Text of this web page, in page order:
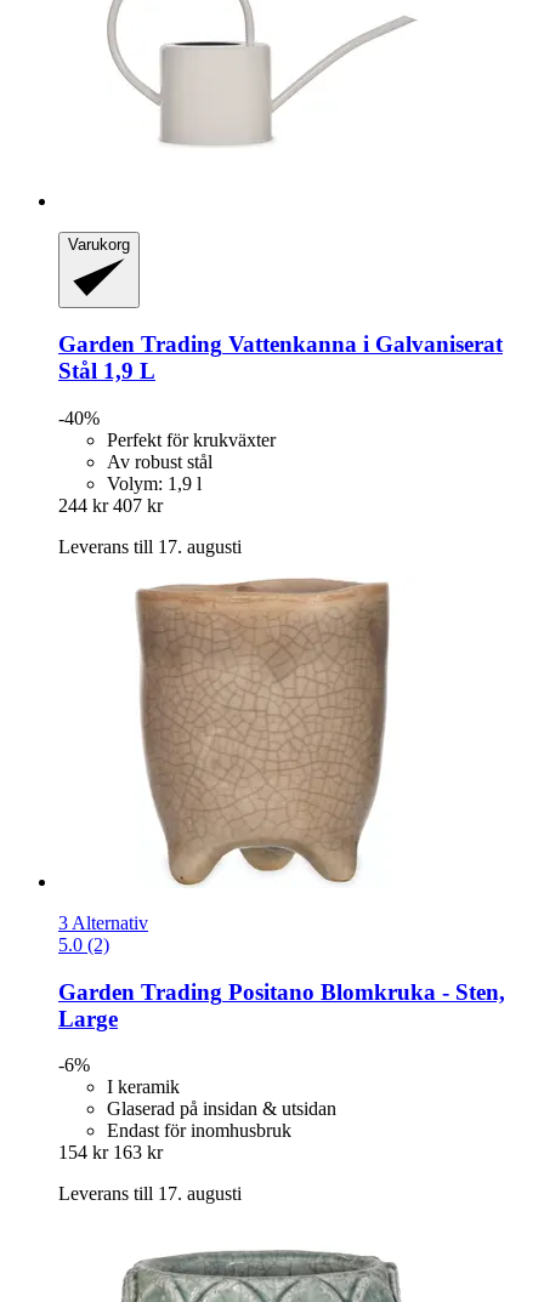
Varukorg
Garden Trading Vattenkanna i Galvaniserat
Stål 1,9 L
-40%
Perfekt för krukväxter
Av robust stål
Volym: 1,9 l
244 kr 407 kr
Leverans till 17. augusti
3 Alternativ
5.0 (2)
Garden Trading Positano Blomkruka -​ Sten,
Large
-6%
I keramik
Glaserad på insidan & utsidan
Endast för inomhusbruk
154 kr 163 kr
Leverans till 17. augusti